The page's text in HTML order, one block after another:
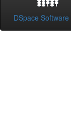
DSpace Software